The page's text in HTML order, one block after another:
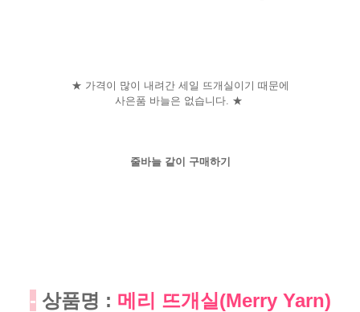
★ 가격이 많이 내려간 세일 뜨개실이기 때문에
사은품 바늘은 없습니다. ★
줄바늘 같이 구매하기
- 상품명 : 메리 뜨개실(Merry Yarn)